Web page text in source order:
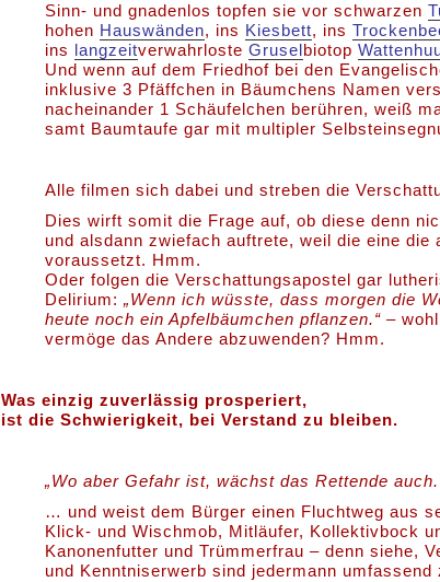
Sinn- und gnadenlos topfen sie vor schwarzen
hohen Hauswänden, ins Kiesbett, ins
ins langzeitverwahrlosteGruselbiotop
Und wenn auf dem Friedhof bei den
inklusive 3 Pfäffchen in Bäumchens Namen
nacheinander 1 Schäufelchen berühren, weiß
samt Baumtaufe gar mit multipler
Alle filmen sich dabei und streben die
Dies wirft somit die Frage auf, ob diese denn
und alsdann zwiefach auftrete, weil die eine die
voraussetzt. Hmm.
Oder folgen die Verschattungsapostel gar
Delirium:„Wenn ich wüsste, dass morgen die
heute noch ein Apfelbäumchen pflanzen.“ –
vermöge das Andere abzuwenden? Hmm.
Was einzig zuverlässig prosperiert,
ist die Schwierigkeit, bei Verstand zu bleiben.
„Wo aber Gefahr ist, wächst das Rettende
… und weist dem Bürger einen Fluchtweg aus
Klick- und Wischmob, Mitläufer, Kollektivbock
Kanonenfutter und Trümmerfrau – denn siehe,
und Kenntniserwerb sind jedermann umfassend